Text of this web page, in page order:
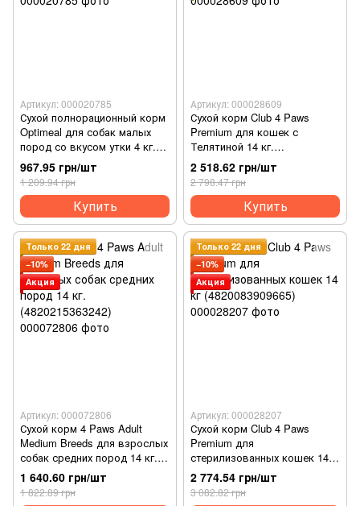
Артикул: 000020785
Сухой полнорационный корм
Optimeal для собак малых
пород со вкусом утки 4 кг.
(4820083905537)
967.95 грн/шт
1 209.94 грн
Купить
Артикул: 000028609
Сухой корм Club 4 Paws
Premium для кошек с
Телятиной 14 кг.
(4820083909207)
2 518.62 грн/шт
2 798.47 грн
Купить
Только 22 дня
−10%
Акция
Артикул: 000072806
Сухой корм 4 Paws Adult
Medium Breeds для взрослых
собак средних пород 14 кг.
(4820215363242)
1 640.60 грн/шт
1 822.89 грн
Только 22 дня
−10%
Акция
Артикул: 000028207
Сухой корм Club 4 Paws
Premium для
стерилизованных кошек 14
кг (4820083909665)
2 774.54 грн/шт
3 082.82 грн